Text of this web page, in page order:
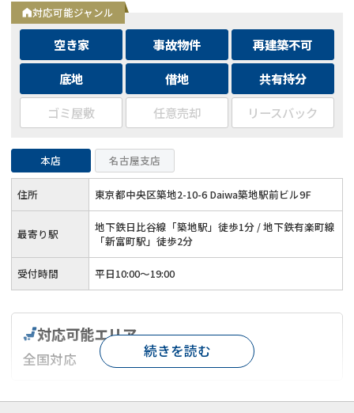
◆士業事務所や大手不動産会社からの相談実績も多数
対応可能ジャンル
空き家 事故物件
再建築不可
底地
借地
共有持分
ゴミ屋敷
任意売却 リースバック
本店 名古屋支店
住所 東京都中央区築地2-10-6 Daiwa築地駅前ビル9F
最寄り駅
地下鉄日比谷線「築地駅」徒歩1分 / 地下鉄有楽町線
「新富町駅」徒歩2分
受付時間 平日10:00～19:00
対応可能エリア
全国対応
対応が親身 オンライン面談可能
レスポンスが早い
続きを読む